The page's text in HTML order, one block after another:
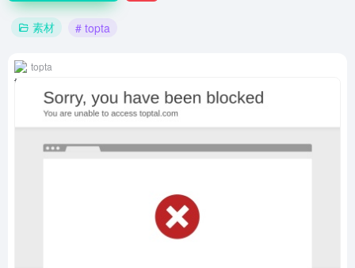
素材 # topta
topta